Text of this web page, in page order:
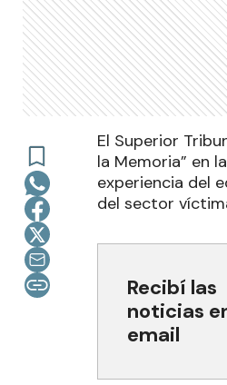
El Superior
la Memoria” en
experiencia del
del sector
Recibí las
noticias
email